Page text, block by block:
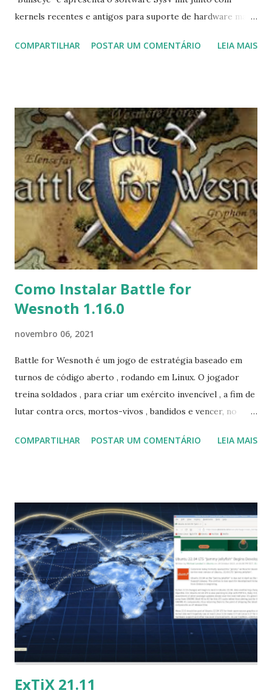
kernels recentes e antigos para suporte de hardware mais
anúncio de lançamento do projeto: "Baseado no Debian 11
apenas). LibreOffice 7.0.4-4. Firefox-esr 78.14.0esr-1 no
antiX completo. Seamonkey 2.53.9.1 no antiX-base. claws-
mail 3.17.8-1. CUPS para impressão. XMMS - para áudio.
Celluloid e mpv - para reproduzir vídeo. SMTube -
reproduz vídeos do youtube sem usar um navegador.
streamlight-antix - reproduz vídeos com uso de RAM
muito baixo. qpdfview - leitor de pdf. arc-evopro2-theme-
antix." Para ler a nota de lançamento clique aqui . Para baixar
clique no link: https://antixlinux....
COMPARTILHAR POSTAR UM COMENTÁRIO LEIA MAIS
Como Instalar Battle for
Wesnoth 1.16.0
novembro 06, 2021
Battle for Wesnoth é um jogo de estratégia baseado em
turnos de código aberto , rodando em Linux. O jogador
treina soldados , para criar um exército invencível , a fim de
lutar contra orcs, mortos-vivos , bandidos e vencer, no
pode escolher entre centenas de diferentes tipos de
1.16.0 , que foi recentemente lançado , trazendo grandes
mudanças . Para instalar no Ubuntu, Linux Mint,
Elementary OS e derivados, execute: $ flatpak install --from
https://flathub.org/repo/appstream/org.wesnoth.Wesno
th.flatpakref
COMPARTILHAR POSTAR UM COMENTÁRIO LEIA MAIS
ExTiX 21.11